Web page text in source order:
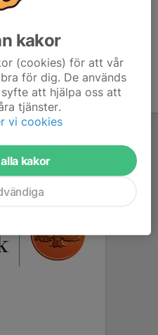
kakor
(cookies) för att vår
för dig. De används
att hjälpa oss att
tjänster.
vi cookies
kakor